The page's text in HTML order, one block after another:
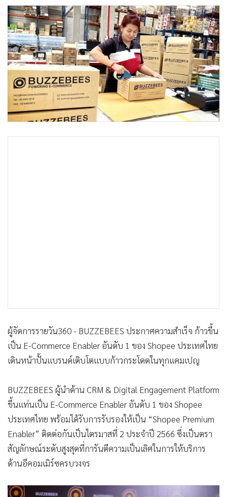
• Good health & Well-being
• Green Innovation & SD
• Management & HR
• MGR Live
• Infographic
การเมือง
ท่องเที่ยว
• กีฬา
• ต่างประเทศ
• อินโดจีน
• กองทุนรวม
• Celeb Online
• Factcheck
• News1
• Gotomanager
ผู้จัดการรายวัน360 - BUZZEBEES ประกาศความสำเร็จ ก้าวขึ้น
เป็น E-Commerce Enabler อันดับ 1 ของ Shopee ประเทศไทย
เดินหน้าปั้นแบรนด์เติบโตแบบก้าวกระโดดในทุกแคมเปญ
BUZZEBEES ผู้นำด้าน CRM & Digital Engagement Platform
ขึ้นแท่นเป็น E-Commerce Enabler อันดับ 1 ของ Shopee
ประเทศไทย พร้อมได้รับการรับรองให้เป็น “Shopee Premium
Enabler” ติดต่อกันเป็นไตรมาสที่ 2 ประจำปี 2566 ซึ่งเป็นตรา
สัญลักษณ์ระดับสูงสุดที่การันตีความเป็นเลิศในการให้บริการ
ด้านอีคอมเมิร์ซครบวงจร